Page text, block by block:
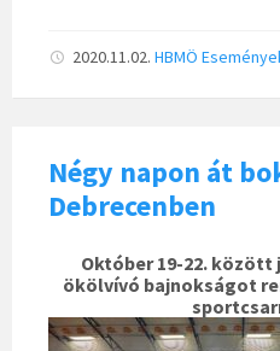
2020.11.02. HBMÖ
Négy napon át
Debrecenben
Október 19-22.
ökölvívó bajnokságot